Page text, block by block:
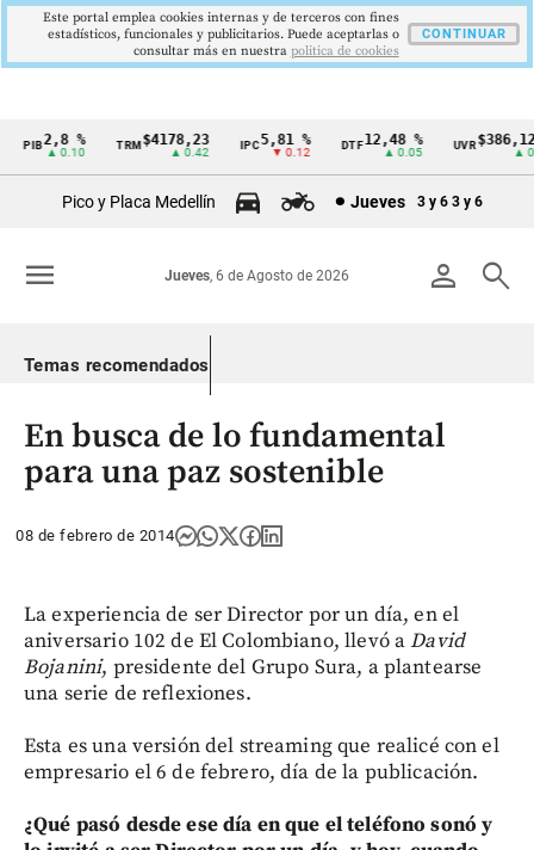
Cintillo
Colombia
2,8 %
▲ 0.10
$4178,23
▲ 0.42
5,81 %
▼ 0.12
12,48 %
▲ 0.05
$386,1273
▲ 0.03
Pico y Placa Medellín Jueves 3 y 6 3 y 6
person search
Jueves, 6 de Agosto de 2026
menu
Temas recomendados
En busca de lo fundamental
para una paz sostenible
08 de febrero de 2014
La experiencia de ser Director por un día, en el
aniversario 102 de El Colombiano, llevó aDavid
Bojanini, presidente del Grupo Sura, a plantearse
una serie de reflexiones.
Esta es una versión del streaming que realicé con el
empresario el 6 de febrero, día de la publicación.
¿Qué pasó desde ese día en que el teléfono sonó y
Este portal emplea cookies internas y de terceros con fines
estadísticos, funcionales y publicitarios. Puede aceptarlas o
consultar más en nuestra politica de cookies
CONTINUAR